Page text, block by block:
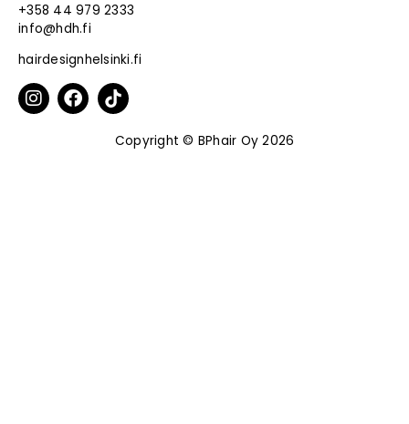
+358 44 979 2333
info@hdh.fi
hairdesignhelsinki.fi
Copyright © BPhair Oy 2026